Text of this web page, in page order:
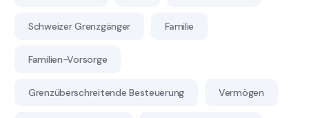
Schweizer Grenzgänger Familie
Familien-Vorsorge
Grenzüberschreitende Besteuerung Vermögen